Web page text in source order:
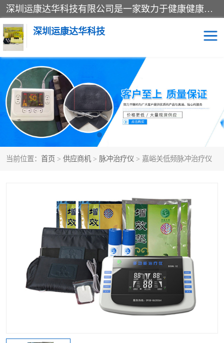
深圳运康达华科技有限公司是一家致力于健康健康产业的现代化企业，已经走过了15个春秋，开创了中医外用发展的新未来，是专业从事中医医疗仪器的研发、生产、销售、服务为一体的子公司，在医疗器械的设计、开发和生产方面率先引进国际先进技术和好的科技人员，先后开发出了场效应治疗仪、多功能治疗仪、颈椎治疗仪、腰椎治疗仪、增效垫等多个系列。
深圳运康达华科技
当前位置： 首页 > 供应商机 > 脉冲治疗仪 > 嘉峪关低频脉冲治疗仪
多功能治疗仪 中药提速
中低频治疗仪 脉冲治疗仪
**腺治疗仪